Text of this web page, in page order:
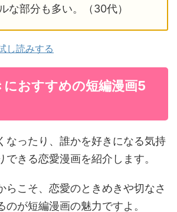
な部分も多い。（30代）
し読みする
おすすめの短編漫画5
なったり、誰かを好きになる気持
できる恋愛漫画を紹介します。
らこそ、恋愛のときめきや切なさ
のが短編漫画の魅力ですよ。